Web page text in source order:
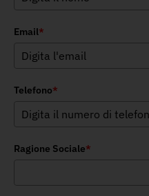
Email*
Telefono*
Ragione Sociale*